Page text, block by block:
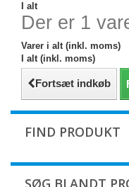
I alt
Der er 1
Varer i alt (inkl. moms)
I alt (inkl. moms)
Fortsæt indkøb
FIND PRODUKT
SØG BLANDT